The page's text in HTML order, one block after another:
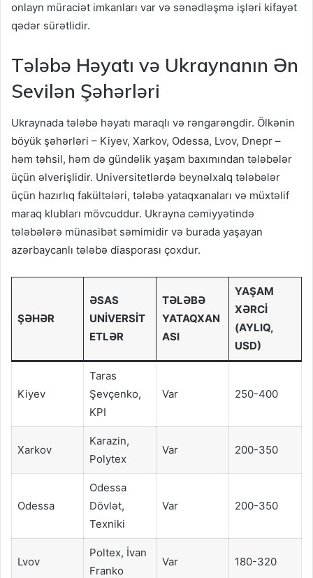
onlayn müraciət imkanları var və sənədləşmə işləri kifayət
qədər sürətlidir.
Tələbə Həyatı və Ukraynanın Ən
Sevilən Şəhərləri
Ukraynada tələbə həyatı maraqlı və rəngarəngdir. Ölkənin
böyük şəhərləri – Kiyev, Xarkov, Odessa, Lvov, Dnepr –
həm təhsil, həm də gündəlik yaşam baxımından tələbələr
üçün əlverişlidir. Universitetlərdə beynəlxalq tələbələr
üçün hazırlıq fakültələri, tələbə yataqxanaları və müxtəlif
maraq klubları mövcuddur. Ukrayna cəmiyyətində
tələbələrə münasibət səmimidir və burada yaşayan
azərbaycanlı tələbə diasporası çoxdur.
ŞƏHƏR
ƏSAS
UNIVERSIT
ETLƏR
TƏLƏBƏ
YATAQXAN
ASI
YAŞAM
XƏRCI
(AYLIQ,
USD)
Kiyev
Taras
Şevçenko,
KPI
Var 250-400
Xarkov
Karazin,
Polytex
Var 200-350
Odessa
Odessa
Dövlət,
Texniki
Var 200-350
Lvov
Poltex, İvan
Franko
Var 180-320